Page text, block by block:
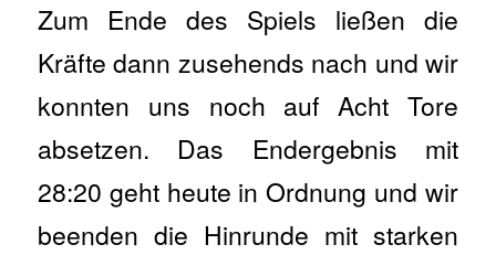
Zum Ende des Spiels ließen die
Kräfte dann zusehends nach und wir
konnten uns noch auf Acht Tore
absetzen. Das Endergebnis mit
28:20 geht heute in Ordnung und wir
beenden die Hinrunde mit starken